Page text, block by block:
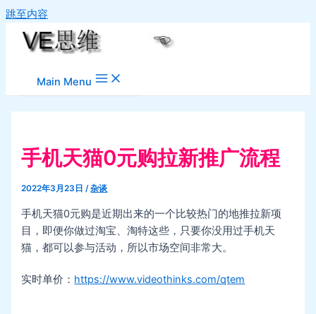
跳至内容
Main Menu
手机天猫0元购拉新推广流程
2022年3月23日/杂谈
手机天猫0元购是近期出来的一个比较热门的地推拉新项
目，即便你做过淘宝、淘特这些，只要你没用过手机天
猫，都可以参与活动，所以市场空间非常大。
实时单价： https://www.videothinks.com/qtem